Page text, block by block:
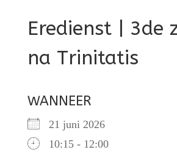
Eredienst | 3de
na Trinitatis
WANNEER
21 juni 2026
10:15 - 12:00